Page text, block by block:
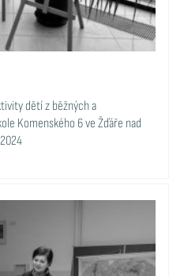
dětí z běžných a
Komenského 6 ve Žďáře nad